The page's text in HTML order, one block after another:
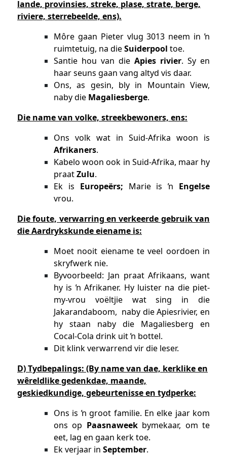
lande, provinsies, streke, plase, strate, berge,
riviere, sterrebeelde, ens).
Môre gaan Pieter vlug 3013 neem in ŉ
ruimtetuig, na dieSuiderpool toe.
Santie hou van die Apies rivier. Sy en
haar seuns gaan vang altyd vis daar.
Ons, as gesin, bly in Mountain View,
naby die Magaliesberge.
Die name van volke, streekbewoners, ens:
Ons volk wat in Suid-Afrika woon is
Afrikaners.
Kabelo woon ook in Suid-Afrika, maar hy
praatZulu.
Ek is Europeërs; Marie is ŉ Engelse
vrou.
Die foute, verwarring en verkeerde gebruik van
die Aardrykskunde eiename is:
Moet nooit eiename te veel oordoen in
skryfwerk nie.
Byvoorbeeld: Jan praat Afrikaans, want
hy is ŉ Afrikaner. Hy luister na die piet-
my-vrou voëltjie wat sing in die
Jakarandaboom, naby die Apiesrivier, en
hy staan naby die Magaliesberg en
Cocal-Cola drink uit ŉ bottel.
Dit klink verwarrend vir die leser.
D) Tydbepalings: (By name van dae, kerklike en
wêreldlike gedenkdae, maande,
geskiedkundige, gebeurtenisse en tydperke:
Ons is ŉ groot familie. En elke jaar kom
ons op Paasnaweekbymekaar, om te
eet, lag en gaan kerk toe.
Ek verjaar inSeptember.